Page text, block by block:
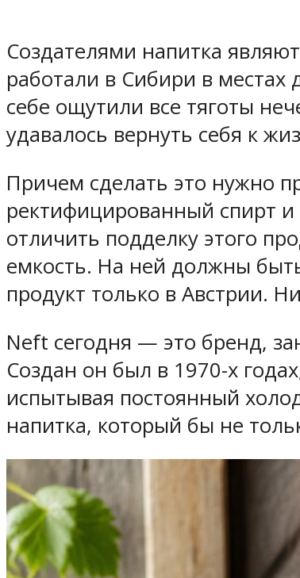
Создателями напитка
работали в Сибири в
себе ощутили все тяготы
удавалось вернуть себя к
Причем сделать это нужно
ректифицированный спирт и
отличить подделку этого
емкость. На ней должны
продукт только в Австрии.
Neft сегодня — это бренд,
Создан он был в 1970-х
испытывая постоянный
напитка, который бы не